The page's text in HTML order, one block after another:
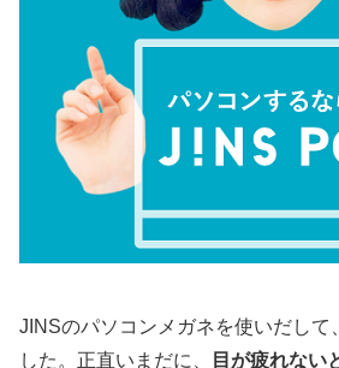
JINSのパソコンメガネを使いだして
した。正直いまだに、
目が疲れない